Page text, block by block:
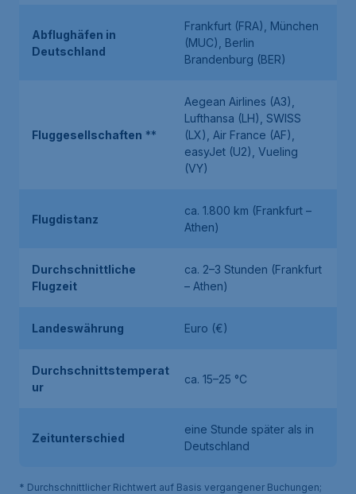
Abflughäfen in
Deutschland
Frankfurt (FRA), München
(MUC), Berlin
Brandenburg (BER)
Fluggesellschaften **
Aegean Airlines (A3),
Lufthansa (LH), SWISS
(LX), Air France (AF),
easyJet (U2), Vueling
(VY)
Flugdistanz
ca. 1.800 km (Frankfurt –
Athen)
Durchschnittliche
Flugzeit
ca. 2–3 Stunden (Frankfurt
– Athen)
Landeswährung Euro (€)
Durchschnittstemperat
ur
ca. 15–25 °C
Zeitunterschied
eine Stunde später als in
Deutschland
* Durchschnittlicher Richtwert auf Basis vergangener Buchungen;